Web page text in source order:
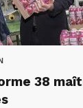
38